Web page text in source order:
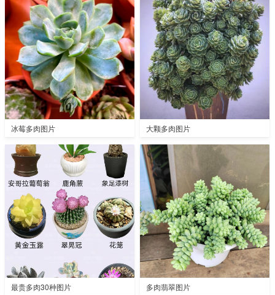
冰莓多肉图片 大颗多肉图片
最贵多肉30种图片 多肉翡翠图片